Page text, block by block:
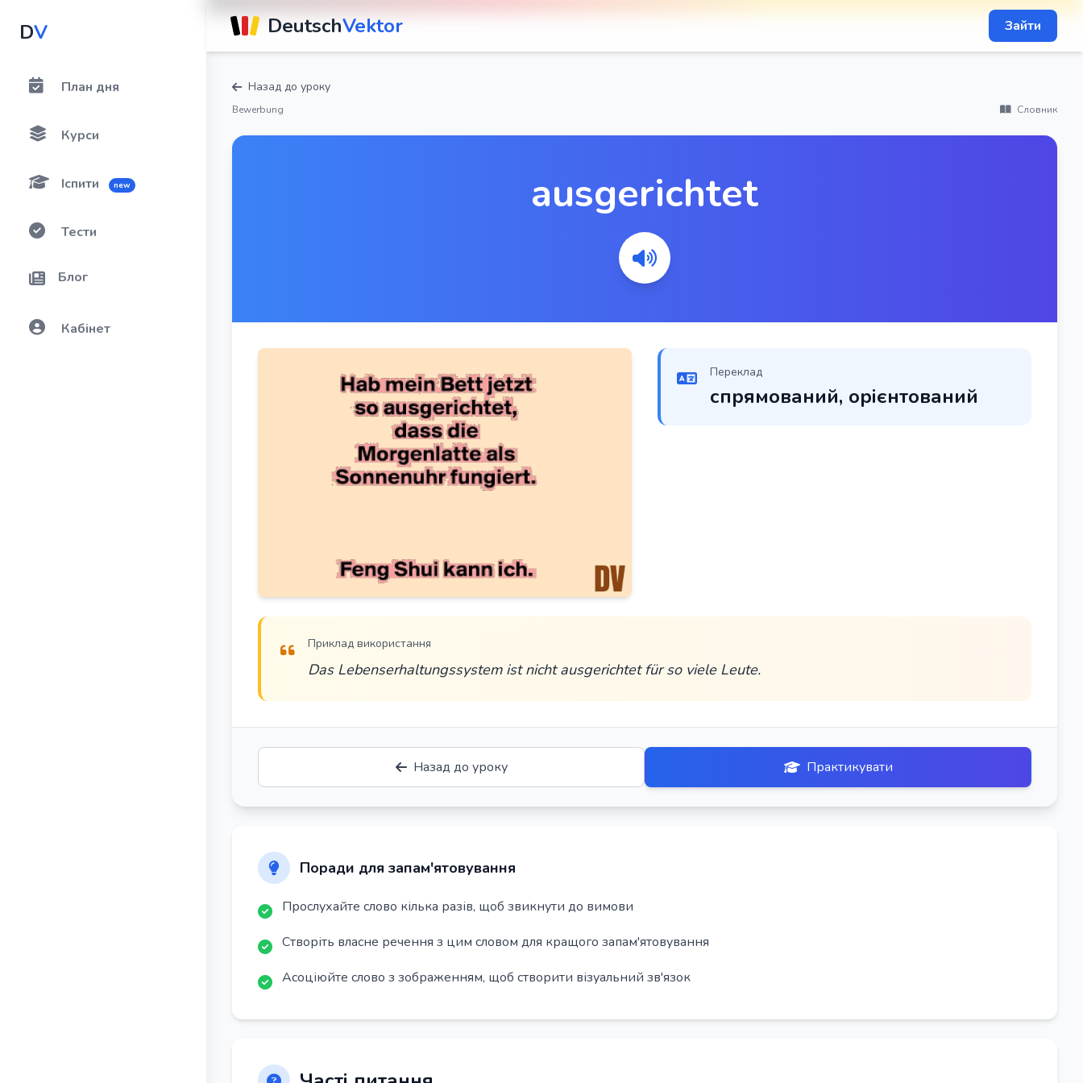
DV
План дня
Курси
Іспити new
Тести
Блог
Кабінет
DeutschVektor Зайти
Назад до уроку
Bewerbung Словник
ausgerichtet
Переклад
спрямований, орієнтований
Приклад використання
Das Lebenserhaltungssystem ist nicht ausgerichtet für so viele Leute.
Назад до уроку Практикувати
Поради для запам'ятовування
Прослухайте слово кілька разів, щоб звикнути до вимови
Створіть власне речення з цим словом для кращого запам'ятовування
Асоціюйте слово з зображенням, щоб створити візуальний зв'язок